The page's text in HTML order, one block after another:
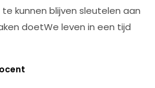
kunnen blijven sleutelen aan
doetWe leven in een tijd